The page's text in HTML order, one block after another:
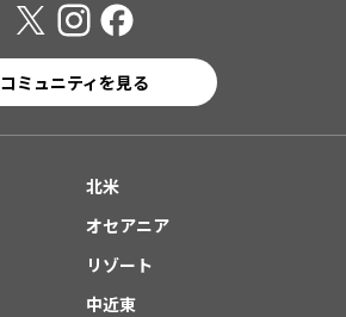
コミュニティを見る
北米
オセアニア
リゾート
中近東